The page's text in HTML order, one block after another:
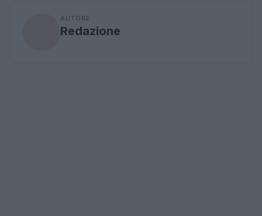
AUTORE
Redazione